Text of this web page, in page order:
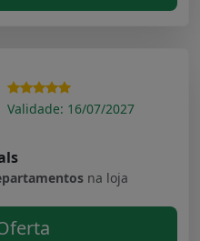
Validade: 16/07/2027
na loja